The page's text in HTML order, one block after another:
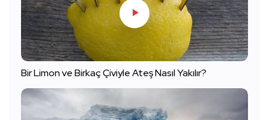
Bir Limon ve Birkaç Çiviyle Ateş Nasıl Yakılır?